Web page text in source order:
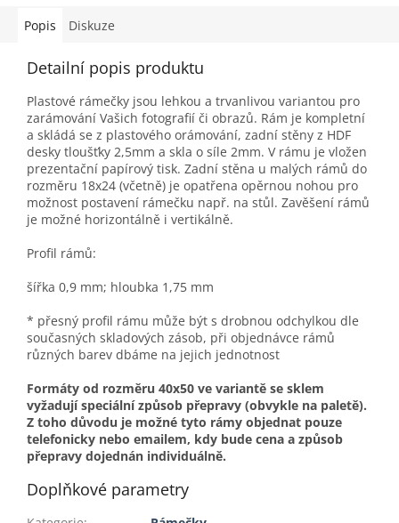
Popis Diskuze
Detailní popis produktu
Plastové rámečky jsou lehkou a trvanlivou variantou pro
zarámování Vašich fotografií či obrazů. Rám je kompletní
a skládá se z plastového orámování, zadní stěny z HDF
desky tloušťky 2,5mm a skla o síle 2mm. V rámu je vložen
prezentační papírový tisk. Zadní stěna u malých rámů do
rozměru 18x24 (včetně) je opatřena opěrnou nohou pro
možnost postavení rámečku např. na stůl. Zavěšení rámů
je možné horizontálně i vertikálně.
Profil rámů:
šířka 0,9 mm; hloubka 1,75 mm
* přesný profil rámu může být s drobnou odchylkou dle
současných skladových zásob, při objednávce rámů
různých barev dbáme na jejich jednotnost
Formáty od rozměru 40x50 ve variantě se sklem
vyžadují speciální způsob přepravy (obvykle na paletě).
Z toho důvodu je možné tyto rámy objednat pouze
telefonicky nebo emailem, kdy bude cena a způsob
přepravy dojednán individuálně.
Doplňkové parametry